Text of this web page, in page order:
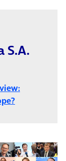
S.A.
(öffnet in